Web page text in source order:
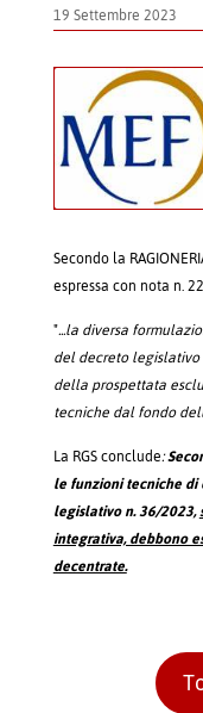
19 Settembre 2023
Secondo la
espressa con nota n.
"...la diversa
del decreto
della prospettata
tecniche dal fondo
La RGS conclude:
le funzioni tecniche di
legislativo n. 36/2023,
integrativa, debbono
decentrate.